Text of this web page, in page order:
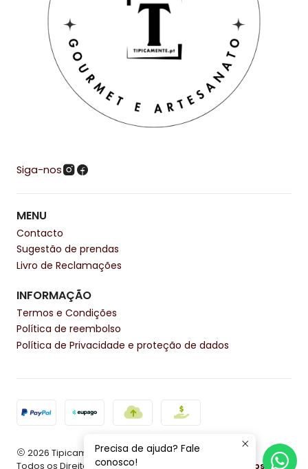
Siga-nos
MENU
Contacto
Sugestão de prendas
Livro de Reclamações
INFORMAÇÃO
Termos e Condições
Política de reembolso
Política de Privacidade e proteção de dados
2026 Tipicamente.
Todos os Direitos Reservados.
Com tecnologia Jumpseller.
Precisa de ajuda? Fale
conosco!